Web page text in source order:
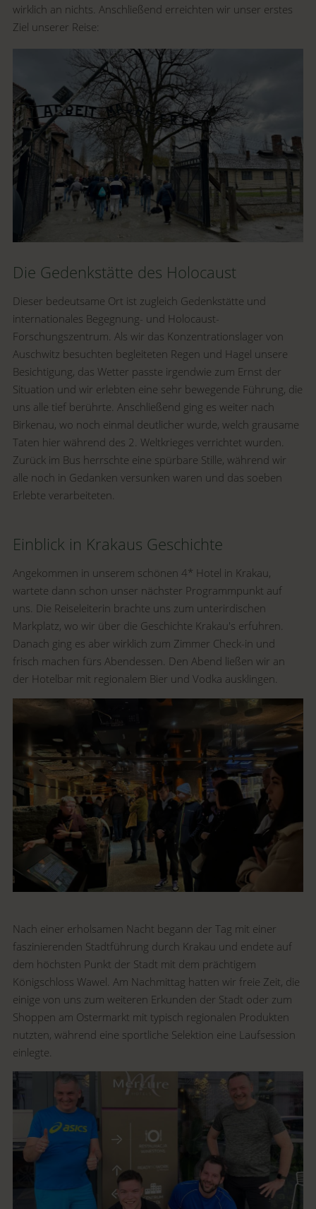
wirklich an nichts. Anschließend erreichten wir unser erstes
Ziel unserer Reise:
Die Gedenkstätte des Holocaust
Dieser bedeutsame Ort ist zugleich Gedenkstätte und
internationales Begegnung- und Holocaust-
Forschungszentrum. Als wir das Konzentrationslager von
Auschwitz besuchten begleiteten Regen und Hagel unsere
Besichtigung, das Wetter passte irgendwie zum Ernst der
Situation und wir erlebten eine sehr bewegende Führung, die
uns alle tief berührte. Anschließend ging es weiter nach
Birkenau, wo noch einmal deutlicher wurde, welch grausame
Taten hier während des 2. Weltkrieges verrichtet wurden.
Zurück im Bus herrschte eine spürbare Stille, während wir
alle noch in Gedanken versunken waren und das soeben
Erlebte verarbeiteten.
Einblick in Krakaus Geschichte
Angekommen in unserem schönen 4* Hotel in Krakau,
wartete dann schon unser nächster Programmpunkt auf
uns. Die Reiseleiterin brachte uns zum unterirdischen
Markplatz, wo wir über die Geschichte Krakau's erfuhren.
Danach ging es aber wirklich zum Zimmer Check-in und
frisch machen fürs Abendessen. Den Abend ließen wir an
der Hotelbar mit regionalem Bier und Vodka ausklingen.
Nach einer erholsamen Nacht begann der Tag mit einer
faszinierenden Stadtführung durch Krakau und endete auf
dem höchsten Punkt der Stadt mit dem prächtigem
Königschloss Wawel. Am Nachmittag hatten wir freie Zeit, die
einige von uns zum weiteren Erkunden der Stadt oder zum
Shoppen am Ostermarkt mit typisch regionalen Produkten
nutzten, während eine sportliche Selektion eine Laufsession
einlegte.